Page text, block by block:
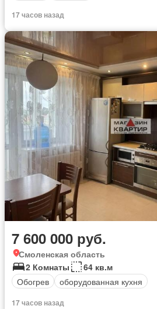
17 часов назад
7 600 000 руб.
Смоленская область
2 Комнаты
64 кв.м
Обогрев
оборудованная кухня
17 часов назад